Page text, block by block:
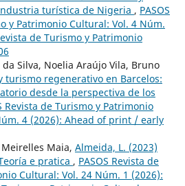
turística de Nigeria , PASOS
y Patrimonio Cultural: Vol. 4 Núm.
de Turismo y Patrimonio
Silva, Noelia Araújo Vila, Bruno
turismo regenerativo en Barcelos:
desde la perspectiva de los
Revista de Turismo y Patrimonio
4 (2026): Ahead of print / early
Maia, Almeida, L. (2023)
e pratica , PASOS Revista de
Cultural: Vol. 24 Núm. 1 (2026):